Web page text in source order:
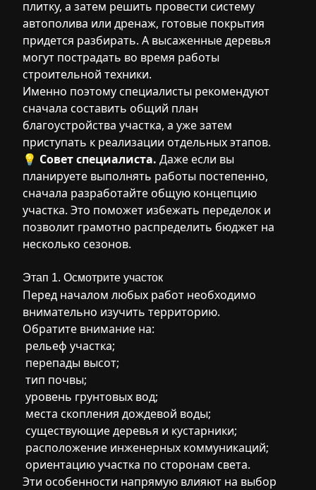
плитку, а затем решить провести систему
автополива или дренаж, готовые покрытия
придется разбирать. А высаженные деревья
могут пострадать во время работы
строительной техники.
Именно поэтому специалисты рекомендуют
сначала составить общий план
благоустройства участка, а уже затем
приступать к реализации отдельных этапов.
💡 Совет специалиста. Даже если вы
планируете выполнять работы постепенно,
сначала разработайте общую концепцию
участка. Это поможет избежать переделок и
позволит грамотно распределить бюджет на
несколько сезонов.
Этап 1. Осмотрите участок
Перед началом любых работ необходимо
внимательно изучить территорию.
Обратите внимание на:
рельеф участка;
перепады высот;
тип почвы;
уровень грунтовых вод;
места скопления дождевой воды;
существующие деревья и кустарники;
расположение инженерных коммуникаций;
ориентацию участка по сторонам света.
Эти особенности напрямую влияют на выбор